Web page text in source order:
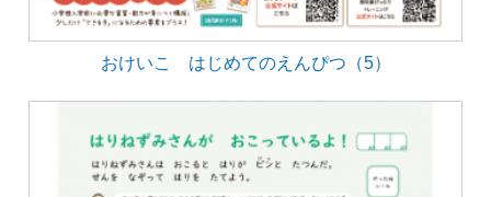
おけいこ はじめてのえんぴつ（5）